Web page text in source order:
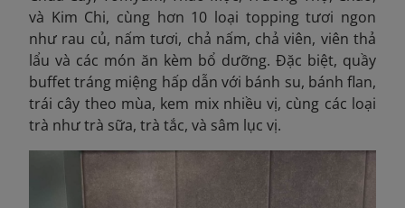
và Kim Chi, cùng hơn 10 loại topping tươi ngon
như rau củ, nấm tươi, chả nấm, chả viên, viên thả
lẩu và các món ăn kèm bổ dưỡng. Đặc biệt, quầy
buffet tráng miệng hấp dẫn với bánh su, bánh flan,
trái cây theo mùa, kem mix nhiều vị, cùng các loại
trà như trà sữa, trà tắc, và sâm lục vị.